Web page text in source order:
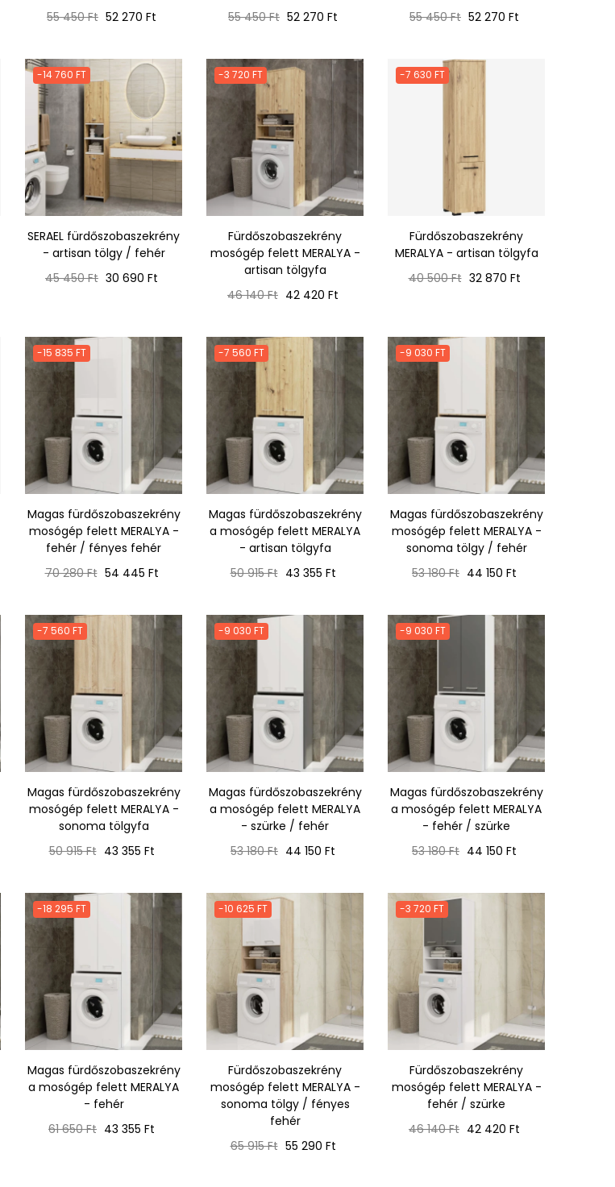
Normál
55 450 Ft Ár
52 270 Ft
Normál
55 450 Ft Ár
52 270 Ft
Normál
55 450 Ft Ár
52 270 Ft
-14 760 FT
SERAEL fürdőszobaszekrény
- artisan tölgy / fehér
Normál
45 450 Ft Ár
30 690 Ft
-3 720 FT
Fürdőszobaszekrény
mosógép felett MERALYA -
artisan tölgyfa
Normál
46 140 Ft Ár
42 420 Ft
-7 630 FT
Fürdőszobaszekrény
MERALYA - artisan tölgyfa
Normál
40 500 Ft Ár
32 870 Ft
-15 835 FT
Magas fürdőszobaszekrény
mosógép felett MERALYA -
fehér / fényes fehér
Normál
70 280 Ft Ár
54 445 Ft
-7 560 FT
Magas fürdőszobaszekrény
a mosógép felett MERALYA
- artisan tölgyfa
Normál
50 915 Ft Ár
43 355 Ft
-9 030 FT
Magas fürdőszobaszekrény
mosógép felett MERALYA -
sonoma tölgy / fehér
Normál
53 180 Ft Ár
44 150 Ft
-7 560 FT
Magas fürdőszobaszekrény
mosógép felett MERALYA -
sonoma tölgyfa
Normál
50 915 Ft Ár
43 355 Ft
-9 030 FT
Magas fürdőszobaszekrény
a mosógép felett MERALYA
- szürke / fehér
Normál
53 180 Ft Ár
44 150 Ft
-9 030 FT
Magas fürdőszobaszekrény
a mosógép felett MERALYA
- fehér / szürke
Normál
53 180 Ft Ár
44 150 Ft
-18 295 FT
Magas fürdőszobaszekrény
a mosógép felett MERALYA
- fehér
Normál
61 650 Ft Ár
43 355 Ft
-10 625 FT
Fürdőszobaszekrény
mosógép felett MERALYA -
sonoma tölgy / fényes
fehér
Normál
65 915 Ft Ár
55 290 Ft
-3 720 FT
Fürdőszobaszekrény
mosógép felett MERALYA -
fehér / szürke
Normál
46 140 Ft Ár
42 420 Ft